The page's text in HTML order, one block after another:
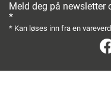
Meld deg på newsletter
*
* Kan løses inn fra en